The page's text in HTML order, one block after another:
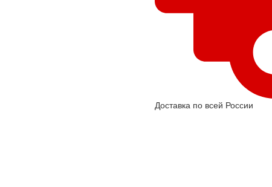
Доставка по всей России